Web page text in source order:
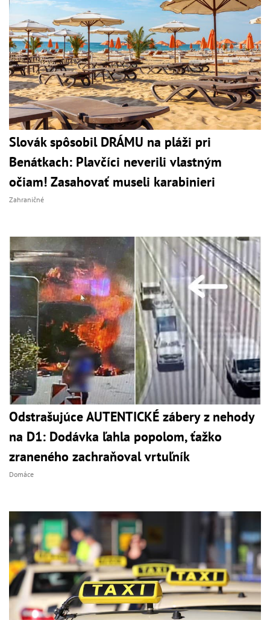
Slovák spôsobil DRÁMU na pláži pri
Benátkach: Plavčíci neverili vlastným
očiam! Zasahovať museli karabinieri
Zahraničné
Odstrašujúce AUTENTICKÉ zábery z nehody
na D1: Dodávka ľahla popolom, ťažko
zraneného zachraňoval vrtuľník
Domáce